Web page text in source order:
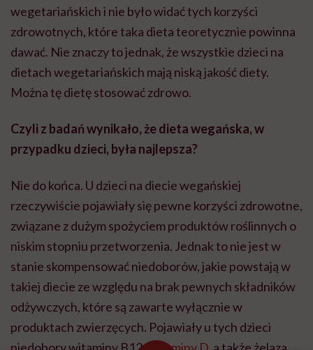
wegetariańskich i nie było widać tych korzyści
zdrowotnych, które taka dieta teoretycznie powinna
dawać. Nie znaczy to jednak, że wszystkie dzieci na
dietach wegetariańskich mają niską jakość diety.
Można tę dietę stosować zdrowo.
Czyli z badań wynikało, że dieta wegańska, w
przypadku dzieci, była najlepsza?
Nie do końca. U dzieci na diecie wegańskiej
rzeczywiście pojawiały się pewne korzyści zdrowotne,
związane z dużym spożyciem produktów roślinnych o
niskim stopniu przetworzenia. Jednak to nie jest w
stanie skompensować niedoborów, jakie powstają w
takiej diecie ze względu na brak pewnych składników
odżywczych, które są zawarte wyłącznie w
produktach zwierzęcych. Pojawiały u tych dzieci